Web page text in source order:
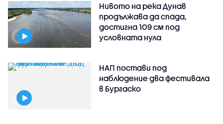
Нивото на река Дунав
продължава да спада,
достигна 109 см под
условната нула
НАП постави под
наблюдение два фестивала
в Бургаско